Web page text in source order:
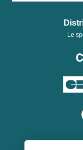
Le